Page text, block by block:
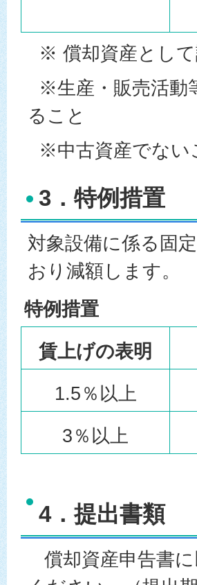
※ 償却資産とし
※生産・販売活動
ること
※中古資産でない
3．特例措置
対象設備に係る固
おり減額します。
特例措置
賃上げの表明
1.5％以上
3％以上
4．提出書類
償却資産申告書